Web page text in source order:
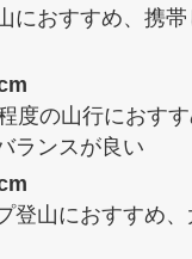
におすすめ、携
度の山行におすす
ランスが良い
登山におすすめ、